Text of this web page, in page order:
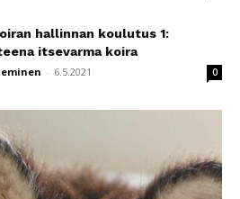
hallinnan koulutus 1:
itsevarma koira
- 6.5.2021 0